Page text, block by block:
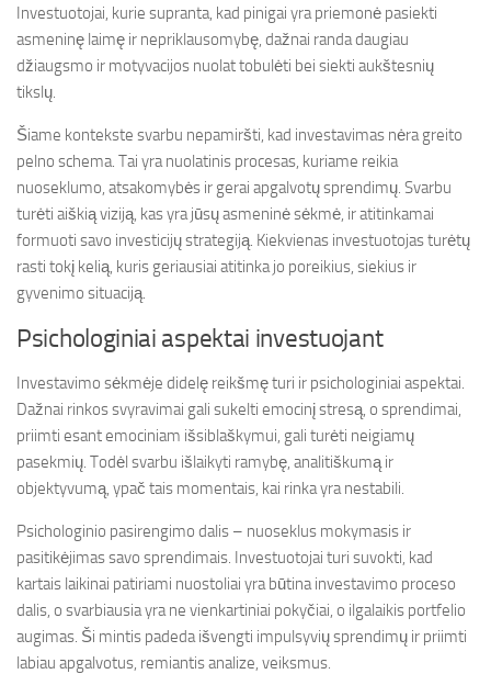
Investuotojai, kurie supranta, kad pinigai yra priemonė pasiekti
asmeninę laimę ir nepriklausomybę, dažnai randa daugiau
džiaugsmo ir motyvacijos nuolat tobulėti bei siekti aukštesnių
tikslų.
Šiame kontekste svarbu nepamiršti, kad investavimas nėra greito
pelno schema. Tai yra nuolatinis procesas, kuriame reikia
nuoseklumo, atsakomybės ir gerai apgalvotų sprendimų. Svarbu
turėti aiškią viziją, kas yra jūsų asmeninė sėkmė, ir atitinkamai
formuoti savo investicijų strategiją. Kiekvienas investuotojas turėtų
rasti tokį kelią, kuris geriausiai atitinka jo poreikius, siekius ir
gyvenimo situaciją.
Psichologiniai aspektai investuojant
Investavimo sėkmėje didelę reikšmę turi ir psichologiniai aspektai.
Dažnai rinkos svyravimai gali sukelti emocinį stresą, o sprendimai,
priimti esant emociniam išsiblaškymui, gali turėti neigiamų
pasekmių. Todėl svarbu išlaikyti ramybę, analitiškumą ir
objektyvumą, ypač tais momentais, kai rinka yra nestabili.
Psichologinio pasirengimo dalis – nuoseklus mokymasis ir
pasitikėjimas savo sprendimais. Investuotojai turi suvokti, kad
kartais laikinai patiriami nuostoliai yra būtina investavimo proceso
dalis, o svarbiausia yra ne vienkartiniai pokyčiai, o ilgalaikis portfelio
augimas. Ši mintis padeda išvengti impulsyvių sprendimų ir priimti
labiau apgalvotus, remiantis analize, veiksmus.